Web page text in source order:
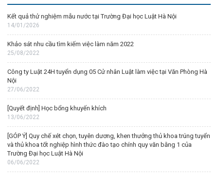
Kết quả thử nghiệm mẫu nước tại Trường Đại học Luật Hà Nội
14/01/2026
Khảo sát nhu cầu tìm kiếm việc làm năm 2022
25/08/2022
Công ty Luật 24H tuyển dụng 05 Cử nhân Luật làm việc tại Văn Phòng Hà
Nội
27/06/2022
[Quyết định] Học bổng khuyến khích
13/06/2022
[GÓP Ý] Quy chế xét chọn, tuyên dương, khen thưởng thủ khoa trúng tuyển
và thủ khoa tốt nghiệp hình thức đào tạo chính quy văn bằng 1 của
Trường Đại học Luật Hà Nội
06/06/2022